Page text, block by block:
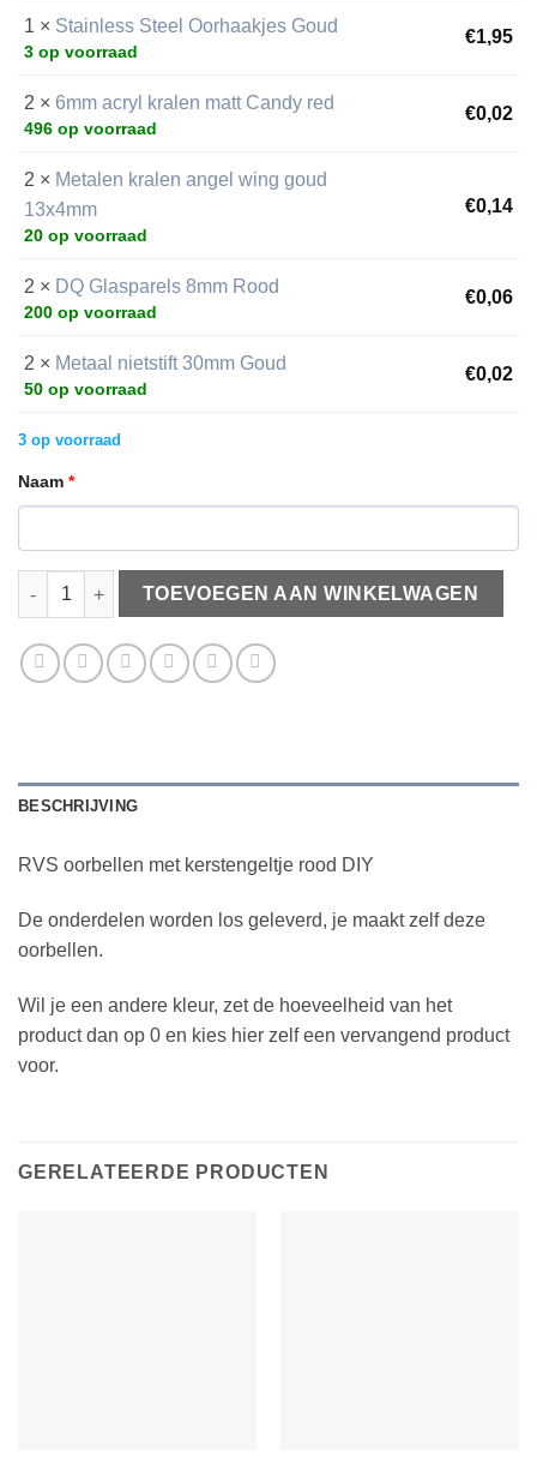
1 × Stainless Steel Oorhaakjes Goud
3 op voorraad
€1,95
2 × 6mm acryl kralen matt Candy red
496 op voorraad
€0,02
2 × Metalen kralen angel wing goud
13x4mm
20 op voorraad
€0,14
2 × DQ Glasparels 8mm Rood
200 op voorraad
€0,06
2 × Metaal nietstift 30mm Goud
50 op voorraad
€0,02
3 op voorraad
Naam *
RVS oorbellen met kerstengeltje rood DIY aantal
TOEVOEGEN AAN WINKELWAGEN
BESCHRIJVING
RVS oorbellen met kerstengeltje rood DIY
De onderdelen worden los geleverd, je maakt zelf deze
oorbellen.
Wil je een andere kleur, zet de hoeveelheid van het
product dan op 0 en kies hier zelf een vervangend product
voor.
GERELATEERDE PRODUCTEN